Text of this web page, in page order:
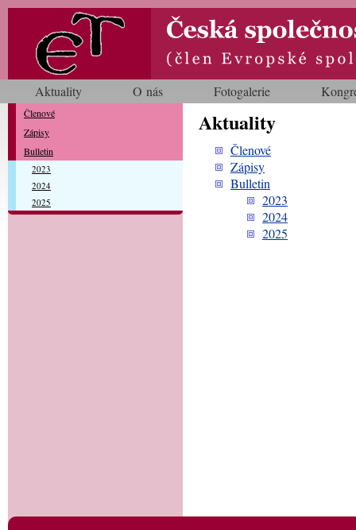
Aktuality O nás Fotogalerie
Členové
Zápisy
Bulletin
2023
2024
2025
Aktuality
Členové
Zápisy
Bulletin
2023
2024
2025